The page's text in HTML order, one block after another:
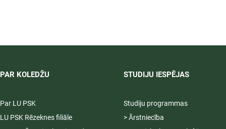
PAR KOLEDŽU
Par LU PSK
LU PSK Rēzeknes filiāle
STUDIJU IESPĒJAS
Studiju programmas
> Ārstniecība